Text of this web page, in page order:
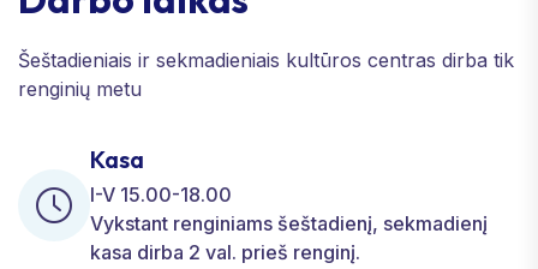
Šeštadieniais ir sekmadieniais kultūros centras dirba tik
renginių metu
Kasa
I-V 15.00-18.00
Vykstant renginiams šeštadienį, sekmadienį
kasa dirba 2 val. prieš renginį.